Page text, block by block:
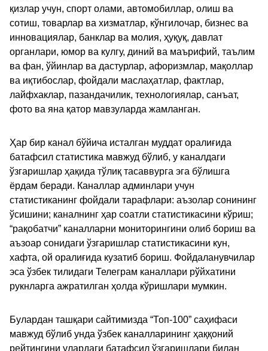
қизлар учун, спорт олами, автомобиллар, олиш ва
сотиш, товарлар ва хизматлар, кўнгилочар, бизнес ва
инновациялар, банклар ва молия, ҳуқуқ, давлат
органлари, юмор ва кулгу, диний ва маърифий, таълим
ва фан, ўйинлар ва дастурлар, афоризмлар, мақоллар
ва иқтибослар, фойдали маслаҳатлар, фактлар,
лайфхаклар, пазандачилик, технологиялар, санъат,
фото ва яна қатор мавзуларда жамланган.
Ҳар бир канал бўйича исталган муддат оралиғида
батафсил статистика мавжуд бўлиб, у каналдаги
ўзгаришлар ҳақида тўлиқ тасаввурга эга бўлишга
ёрдам беради. Каналлар админлари учун
статистиканинг фойдали тарафлари: аъзолар сонининг
ўсишини; каналнинг ҳар соатли статистикасини кўриш;
“рақобатчи” каналларни мониторингини олиб бориш ва
аъзоар сонидаги ўзгаришлар статистикасини кун,
хафта, ой оралиғида кузатиб бориш. Фойдаланувчилар
эса ўзбек тилидаги Телеграм каналлари рўйхатини
рукнларга ажратилган ҳолда кўришлари мумкин.
Булардан ташқари сайтимизда “Топ-100” саҳифаси
мавжуд бўлиб унда ўзбек каналларининг ҳаққоний
рейтингини улардаги батафсил ўзгаришлари билан